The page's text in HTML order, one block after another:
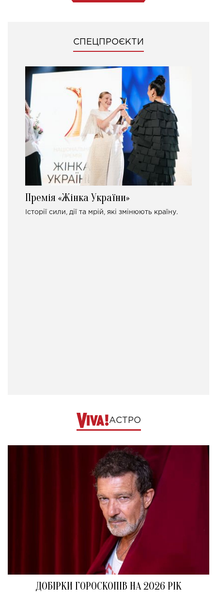
СПЕЦПРОЄКТИ
Премія «Жінка України»
Історії сили, дії та мрій, які змінюють країну.
АСТРО
ДОБІРКИ ГОРОСКОПІВ НА 2026 РІК